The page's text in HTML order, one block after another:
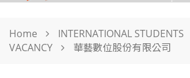
Home INTERNATIONAL STUDENTS
VACANCY
華藝數位股份有限公司